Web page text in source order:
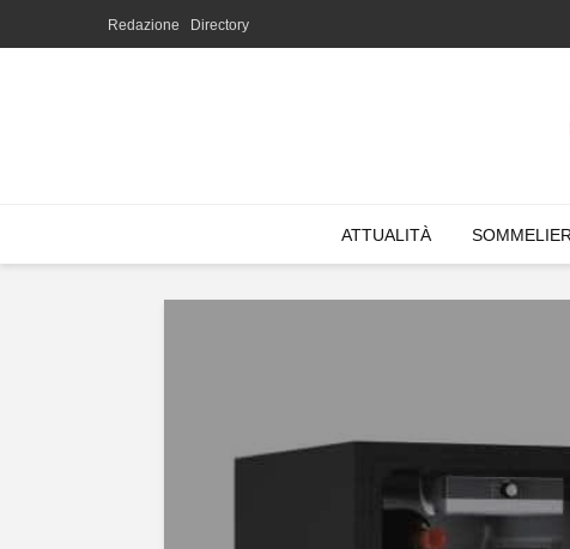
Redazione Directory
ATTUALITÀ SOMMELIER